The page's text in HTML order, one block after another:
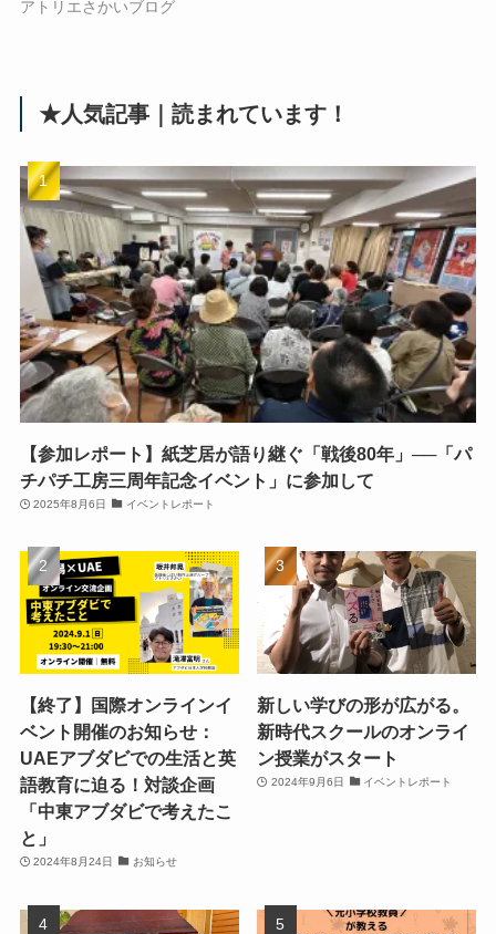
アトリエさかいブログ
★人気記事｜読まれています！
【参加レポート】紙芝居が語り継ぐ「戦後80年」──「パ
チパチ工房三周年記念イベント」に参加して
2025年8月6日 イベントレポート
【終了】国際オンラインイ
ベント開催のお知らせ：
UAEアブダビでの生活と英
語教育に迫る！対談企画
「中東アブダビで考えたこ
と」
2024年8月24日 お知らせ
新しい学びの形が広がる。
新時代スクールのオンライ
ン授業がスタート
2024年9月6日 イベントレポート